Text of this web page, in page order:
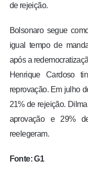
de rejeição.
Bolsonaro segue
igual tempo de
após a
Henrique Cardoso
reprovação. Em julho
21% de rejeição.
aprovação e 29%
reelegeram.
Fonte: G1